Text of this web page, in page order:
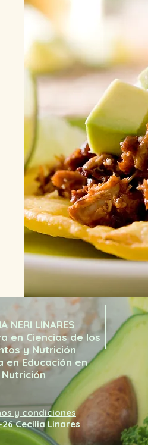
NERI LINARES
en Ciencias de los
y Nutrición
en Educación en
Nutrición
y condiciones
Cecilia Linares